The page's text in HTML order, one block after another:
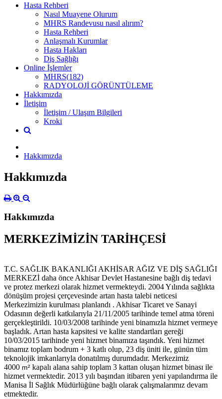
Hasta Rehberi
Nasıl Muayene Olurum
MHRS Randevusu nasıl alırım?
Hasta Rehberi
Anlaşmalı Kurumlar
Hasta Hakları
Diş Sağlığı
Online İşlemler
MHRS(182)
RADYOLOJİ GÖRÜNTÜLEME
Hakkımızda
İletişim
İletişim / Ulaşım Bilgileri
Kroki
Hakkımızda
Hakkımızda
Hakkımızda
MERKEZİMİZİN TARİHÇESİ
T.C. SAĞLIK BAKANLIĞI AKHİSAR AĞIZ VE DİŞ SAĞLIĞI
MERKEZİ daha önce Akhisar Devlet Hastanesine bağlı diş tedavi
ve protez merkezi olarak hizmet vermekteydi. 2004 Yılında sağlıkta
dönüşüm projesi çerçevesinde artan hasta talebi neticesi
Merkezimizin kurulması planlandı . Akhisar Ticaret ve Sanayi
Odasının değerli katkılarıyla 21/11/2005 tarihinde temel atma töreni
gerçekleştirildi. 10/03/2008 tarihinde yeni binamızla hizmet vermeye
başladık. Artan hasta kapsitesi ve kalite standartları gereği
10/03/2015 tarihinde yeni hizmet binamıza taşındık. Yeni hizmet
binamız toplam bodrum + 3 katlı olup, 23 diş üniti ile, günün tüm
teknolojik imkanlarıyla donatılmış durumdadır. Merkezimiz
4000 m² kapalı alana sahip toplam 3 kattan oluşan hizmet binası ile
hizmet vermektedir. 2013 yılı başından itibaren yeni yapılandırma ile
Manisa İl Sağlık Müdürlüğüne bağlı olarak çalışmalarımız devam
etmektedir.